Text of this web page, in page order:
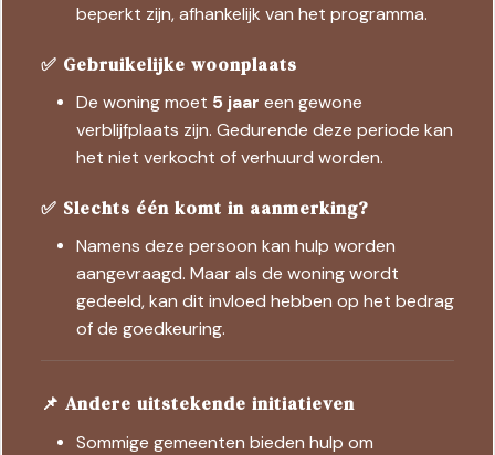
beperkt zijn, afhankelijk van het programma.
✅ Gebruikelijke woonplaats
De woning moet 5 jaar een gewone
verblijfplaats zijn. Gedurende deze periode kan
het niet verkocht of verhuurd worden.
✅ Slechts één komt in aanmerking?
Namens deze persoon kan hulp worden
aangevraagd. Maar als de woning wordt
gedeeld, kan dit invloed hebben op het bedrag
of de goedkeuring.
📌 Andere uitstekende initiatieven
Sommige gemeenten bieden hulp om